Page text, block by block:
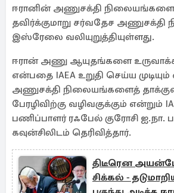
ஈரானின் அணுசக்தி
தவிர்க்குமாறு சர்வதேச அணுசக்தி
இஸ்ரேலை வலியுறுத்தியுள்ளது.
ஈரான் அணு ஆயுதங்களை
என்பதை IAEA உறுதி செய்ய
அணுசக்தி நிலையங்களைத்
பேரழிவிற்கு வழிவகுக்கும் என்றும்
பணிப்பாளர் ரஃபேல் குரோசி ஐ.நா.
கவுன்சிலிடம் தெரிவித்தார்.
திடீரென
சிக்கல் -